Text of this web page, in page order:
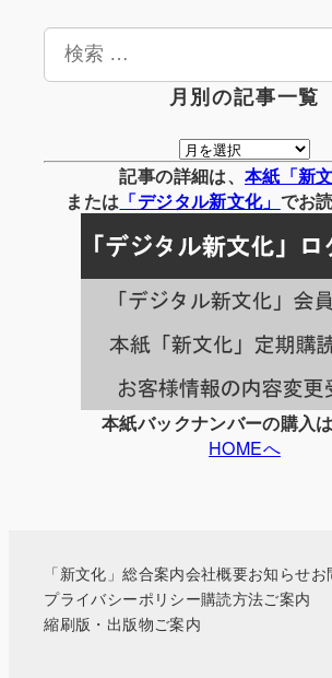
検
月別の記事一覧
月
別
の
事
一
覧
記事の詳細は、 本紙「新
または 「デジタル新文化」 でお
本紙バックナンバーの購入は
HOMEへ
「新文化」総合案内会社概要お知らせお
プライバシーポリシー購読方法ご案内
縮刷版・出版物ご案内